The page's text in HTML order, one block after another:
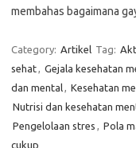
membahas bagaimana
Category: Artikel Tag:
sehat, Gejala kesehatan
dan mental, Kesehatan
Nutrisi dan kesehatan
Pengelolaan stres , Pola
cukup